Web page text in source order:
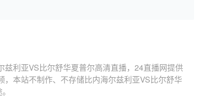
利亚VS比尔舒华夏普尔高清直播，24直播网提供
本站不制作、不存储比内海尔兹利亚VS比尔舒华